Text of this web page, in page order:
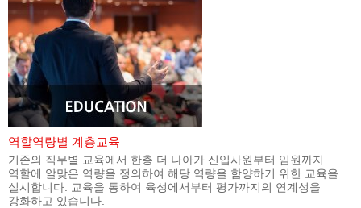
역할역량별 계층교육
기존의 직무별 교육에서 한층 더 나아가 신입사원부터 임원까지
역할에 알맞은 역량을 정의하여 해당 역량을 함양하기 위한 교육을
실시합니다. 교육을 통하여 육성에서부터 평가까지의 연계성을
강화하고 있습니다.